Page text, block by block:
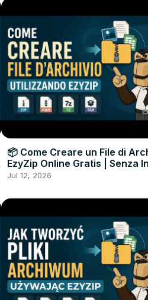
📦 Come Creare un File di
EzyZip Online Gratis | Senza
Software
Jul 12, 2026